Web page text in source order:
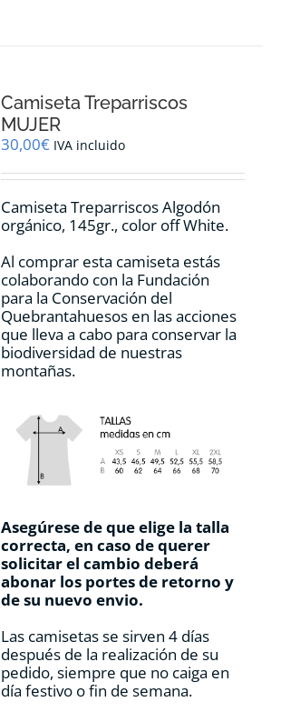
se
elegir
la
de
producto
Camiseta Treparriscos
MUJER
30,00€ IVA incluido
Camiseta Treparriscos Algodón
orgánico, 145gr., color off White.
Al comprar esta camiseta estás
colaborando con la Fundación
para la Conservación del
Quebrantahuesos en las acciones
que lleva a cabo para conservar la
biodiversidad de nuestras
montañas.
Asegúrese de que elige la talla
correcta, en caso de querer
solicitar el cambio deberá
abonar los portes de retorno y
de su nuevo envio.
Las camisetas se sirven 4 días
después de la realización de su
pedido, siempre que no caiga en
día festivo o fin de semana.